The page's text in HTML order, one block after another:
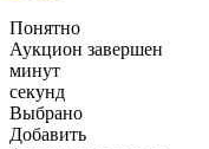
Понятно
Аукцион завершен
минут
секунд
Выбрано
Добавить